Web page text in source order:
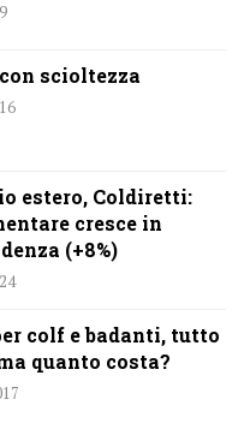
scioltezza
estero, Coldiretti:
cresce in
(+8%)
colf e badanti, tutto
quanto costa?